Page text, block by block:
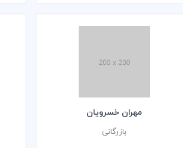
مهران خسرويان
بازرگانی